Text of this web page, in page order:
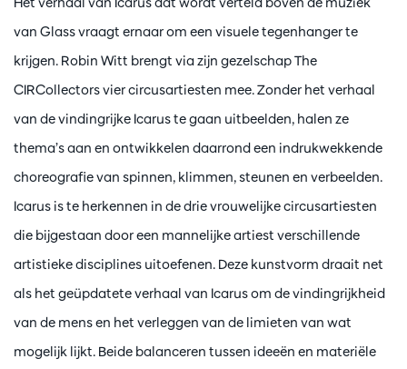
van Glass vraagt ernaar om een visuele tegenhanger te
krijgen. Robin Witt brengt via zijn gezelschap The
CIRCollectors vier circusartiesten mee. Zonder het verhaal
van de vindingrijke Icarus te gaan uitbeelden, halen ze
thema’s aan en ontwikkelen daarrond een indrukwekkende
choreografie van spinnen, klimmen, steunen en verbeelden.
Icarus is te herkennen in de drie vrouwelijke circusartiesten
die bijgestaan door een mannelijke artiest verschillende
artistieke disciplines uitoefenen. Deze kunstvorm draait net
als het geüpdatete verhaal van Icarus om de vindingrijkheid
van de mens en het verleggen van de limieten van wat
mogelijk lijkt. Beide balanceren tussen ideeën en materiële